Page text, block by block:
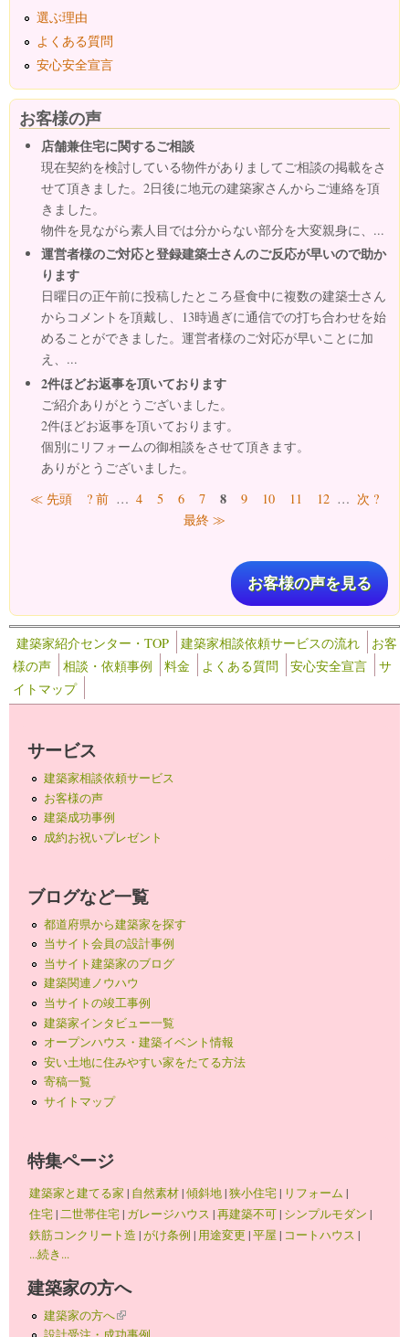
選ぶ理由
よくある質問
安心安全宣言
お客様の声
店舗兼住宅に関するご相談
現在契約を検討している物件がありましてご相談の掲載をさ
せて頂きました。2日後に地元の建築家さんからご連絡を頂
きました。
物件を見ながら素人目では分からない部分を大変親身に、...
運営者様のご対応と登録建築士さんのご反応が早いので助か
ります
日曜日の正午前に投稿したところ昼食中に複数の建築士さん
からコメントを頂戴し、13時過ぎに通信での打ち合わせを始
めることができました。運営者様のご対応が早いことに加
え、...
2件ほどお返事を頂いております
ご紹介ありがとうございました。
2件ほどお返事を頂いております。
個別にリフォームの御相談をさせて頂きます。
ありがとうございました。
ページ
≪ 先頭 ? 前 … 4 5 6 7 8 9 10 11 12 … 次 ?
最終 ≫
お客様の声を見る
建築家紹介センター・TOP 建築家相談依頼サービスの流れ
お客
様の声
相談・依頼事例 料金 よくある質問 安心安全宣言
サ
イトマップ
サービス
建築家相談依頼サービス
お客様の声
建築成功事例
成約お祝いプレゼント
ブログなど一覧
都道府県から建築家を探す
当サイト会員の設計事例
当サイト建築家のブログ
建築関連ノウハウ
当サイトの竣工事例
建築家インタビュー一覧
オープンハウス・建築イベント情報
安い土地に住みやすい家をたてる方法
寄稿一覧
サイトマップ
特集ページ
建築家と建てる家 | 自然素材|傾斜地|狭小住宅| リフォーム |
住宅|二世帯住宅| ガレージハウス |再建築不可| シンプルモダン |
鉄筋コンクリート造 |がけ条例 | 用途変更 |平屋 | コートハウス |
...続き...
建築家の方へ
建築家の方へ(link is external)